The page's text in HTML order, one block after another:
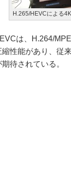
H.265/HEVCによる
は、H.264/
性能があり、従
待されている。